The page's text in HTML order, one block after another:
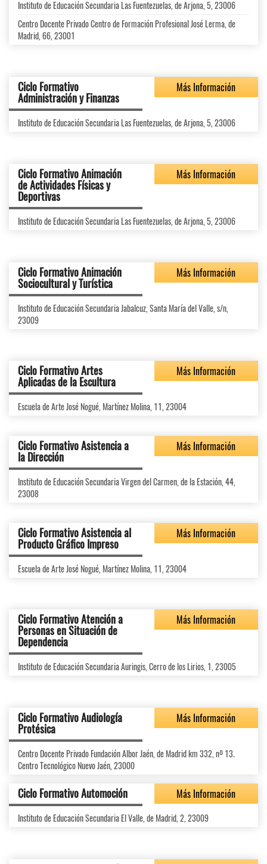
Instituto de Educación Secundaria Las Fuentezuelas, de Arjona, 5, 23006
Centro Docente Privado Centro de Formación Profesional José Lerma, de
Madrid, 66, 23001
Ciclo Formativo
Administración y Finanzas
Más Información
Instituto de Educación Secundaria Las Fuentezuelas, de Arjona, 5, 23006
Ciclo Formativo Animación
de Actividades Físicas y
Deportivas
Más Información
Instituto de Educación Secundaria Las Fuentezuelas, de Arjona, 5, 23006
Ciclo Formativo Animación
Sociocultural y Turística
Más Información
Instituto de Educación Secundaria Jabalcuz, Santa María del Valle, s/n,
23009
Ciclo Formativo Artes
Aplicadas de la Escultura
Más Información
Escuela de Arte José Nogué, Martínez Molina, 11, 23004
Ciclo Formativo Asistencia a
la Dirección
Más Información
Instituto de Educación Secundaria Virgen del Carmen, de la Estación, 44,
23008
Ciclo Formativo Asistencia al
Producto Gráfico Impreso
Más Información
Escuela de Arte José Nogué, Martínez Molina, 11, 23004
Ciclo Formativo Atención a
Personas en Situación de
Dependencia
Más Información
Instituto de Educación Secundaria Auringis, Cerro de los Lirios, 1, 23005
Ciclo Formativo Audiología
Protésica
Más Información
Centro Docente Privado Fundación Albor Jaén, de Madrid km 332, nº 13.
Centro Tecnológico Nuevo Jaén, 23000
Ciclo Formativo Automoción Más Información
Instituto de Educación Secundaria El Valle, de Madrid, 2, 23009